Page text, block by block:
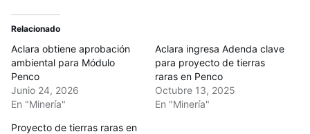
Relacionado
Aclara obtiene aprobación
ambiental para Módulo
Penco
Junio 24, 2026
En "Minería"
Aclara ingresa Adenda clave
para proyecto de tierras
raras en Penco
Octubre 13, 2025
En "Minería"
Proyecto de tierras raras en